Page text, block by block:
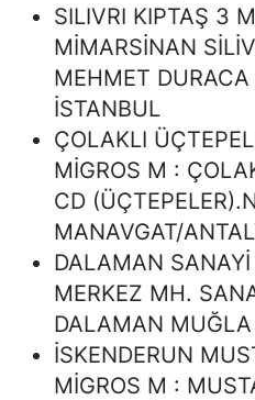
SILIVRI KIPTAŞ 3
MİMARSİNAN
MEHMET
İSTANBUL
ÇOLAKLI
MİGROS M :
CD
MANAVGAT/
DALAMAN
MERKEZ MH.
DALAMAN MUĞLA
İSKENDERUN
MİGROS M :